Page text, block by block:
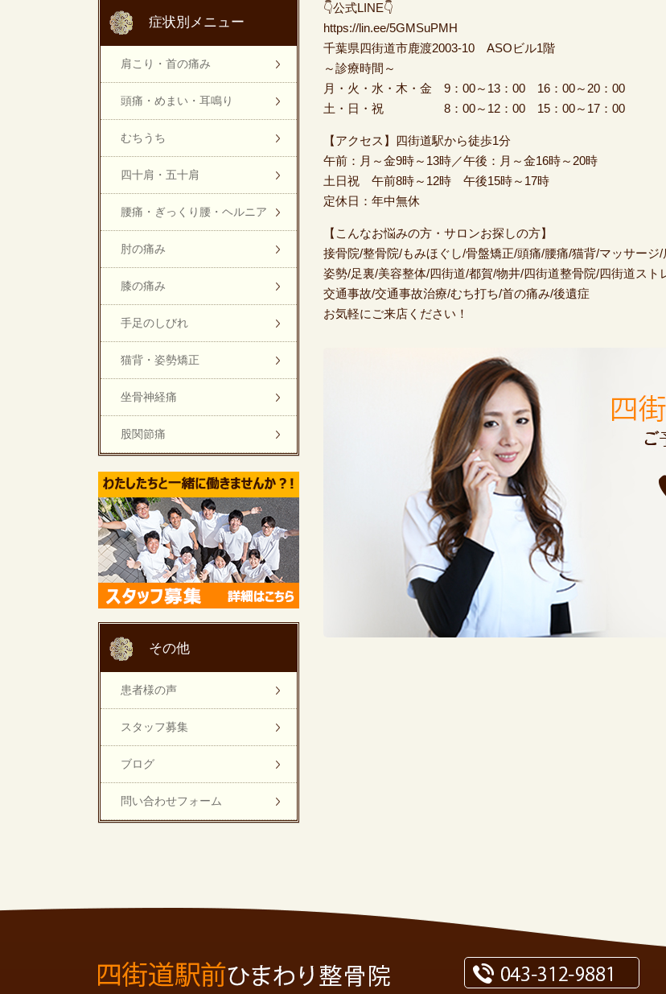
👇公式LINE👇
https://lin.ee/5GMSuPMH
千葉県四街道市鹿渡2003-10 ASOビル1階
～診療時間～
月・火・水・木・金 9：00～13：00 16：00～20：00
土・日・祝 8：00～12：00 15：00～17：00
【アクセス】四街道駅から徒歩1分
午前：月～金9時～13時／午後：月～金16時～20時
土日祝 午前8時～12時 午後15時～17時
定休日：年中無休
【こんなお悩みの方・サロンお探しの方】
接骨院/整骨院/もみほぐし/骨盤矯正/頭痛/腰痛/猫背/マッサー
姿勢/足裏/美容整体/四街道/都賀/物井/四街道整骨院/四街道スト
交通事故/交通事故治療/むち打ち/首の痛み/後遺症
お気軽にご来店ください！
症状別メニュー
肩こり・首の痛み
頭痛・めまい・耳鳴り
むちうち
四十肩・五十肩
腰痛・ぎっくり腰・ヘルニア
肘の痛み
膝の痛み
手足のしびれ
猫背・姿勢矯正
坐骨神経痛
股関節痛
その他
患者様の声
スタッフ募集
ブログ
問い合わせフォーム